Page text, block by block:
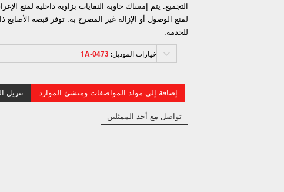
التجميع. يتم إمساك حاوية النفايات بزاوية داخلية لمنع
لمنع الوصول أو الإزالة غير المصرح به. توفر قبضة
للخدمة.
خيارات الموديل: 0473-1A
إضافة إلى مولد المواصفات ومنشئ الموارد تنزيل
تواصل مع أحد الممثلين